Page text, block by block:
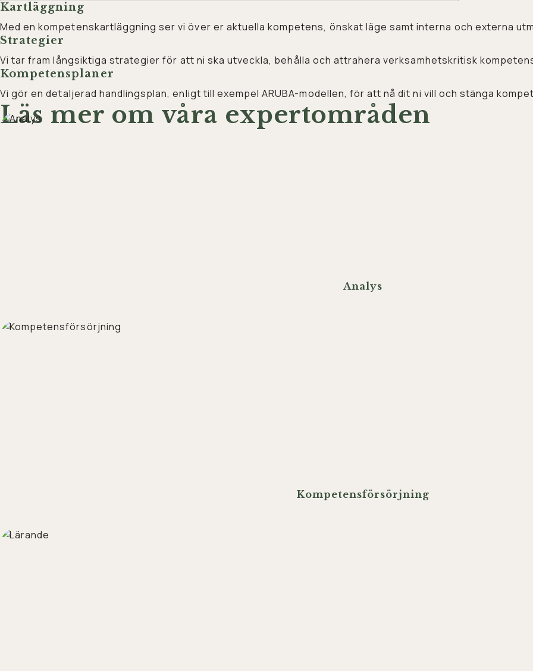
Kartläggning
Med en kompetenskartläggning ser vi över er aktuella kompetens, önskat läge samt interna och externa
Strategier
Vi tar fram långsiktiga strategier för att ni ska utveckla, behålla och attrahera verksamhetskritisk
Kompetensplaner
Vi gör en detaljerad handlingsplan, enligt till exempel ARUBA-modellen, för att nå dit ni vill och stänga
Läs mer om våra expertområden
Analys
Kompetensförsörjning